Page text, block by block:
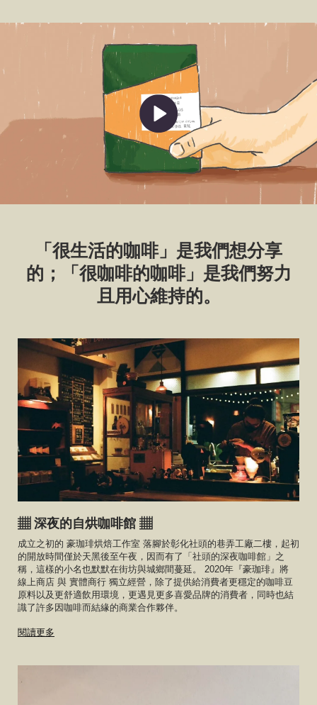
「很生活的咖啡」是我們想分享
的；「很咖啡的咖啡」是我們努力
且用心維持的。
▦ 深夜的自烘咖啡館 ▦
成立之初的 豪珈琲烘焙工作室 落腳於彰化社頭的巷弄工廠二樓，起初
的開放時間僅於天黑後至午夜，因而有了「社頭的深夜咖啡館」之
稱，這樣的小名也默默在街坊與城鄉間蔓延。 2020年『豪珈琲』將
線上商店 與 實體商行 獨立經營，除了提供給消費者更穩定的咖啡豆
原料以及更舒適飲用環境，更遇見更多喜愛品牌的消費者，同時也結
識了許多因咖啡而結緣的商業合作夥伴。
閱讀更多